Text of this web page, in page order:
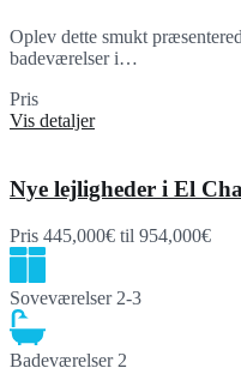
Oplev dette smukt
badeværelser i…
Pris
Vis detaljer
Nye lejligheder i El
Pris 445,000€ til 954,000€
Soveværelser 2-3
Badeværelser 2